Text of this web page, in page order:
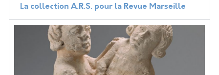
La collection A.R.S. pour la Revue Marseille